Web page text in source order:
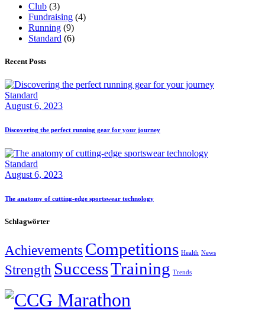
Club (3)
Fundraising (4)
Running (9)
Standard (6)
Recent Posts
Standard
August 6, 2023
Discovering the perfect running gear for your journey
Standard
August 6, 2023
The anatomy of cutting-edge sportswear technology
Schlagwörter
Achievements Competitions Health News
Strength SuccessTraining Trends